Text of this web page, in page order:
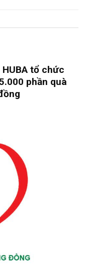
tổ chức
phần quà